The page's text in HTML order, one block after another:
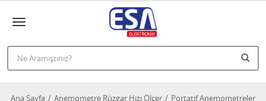
Ana Sayfa Anemometre Rüzgar Hızı Ölçer Portatif Anemometreler